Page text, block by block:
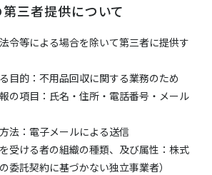
三者提供について
令等による場合を除いて第三者に提供す
的：不用品回収に関する業務のため
項目： 氏名・住所・電話番号・メール
法： 電子メールによる送信
ける者の組織の種類、及び属性： 株式
の委託契約に基づかない独立事業者）